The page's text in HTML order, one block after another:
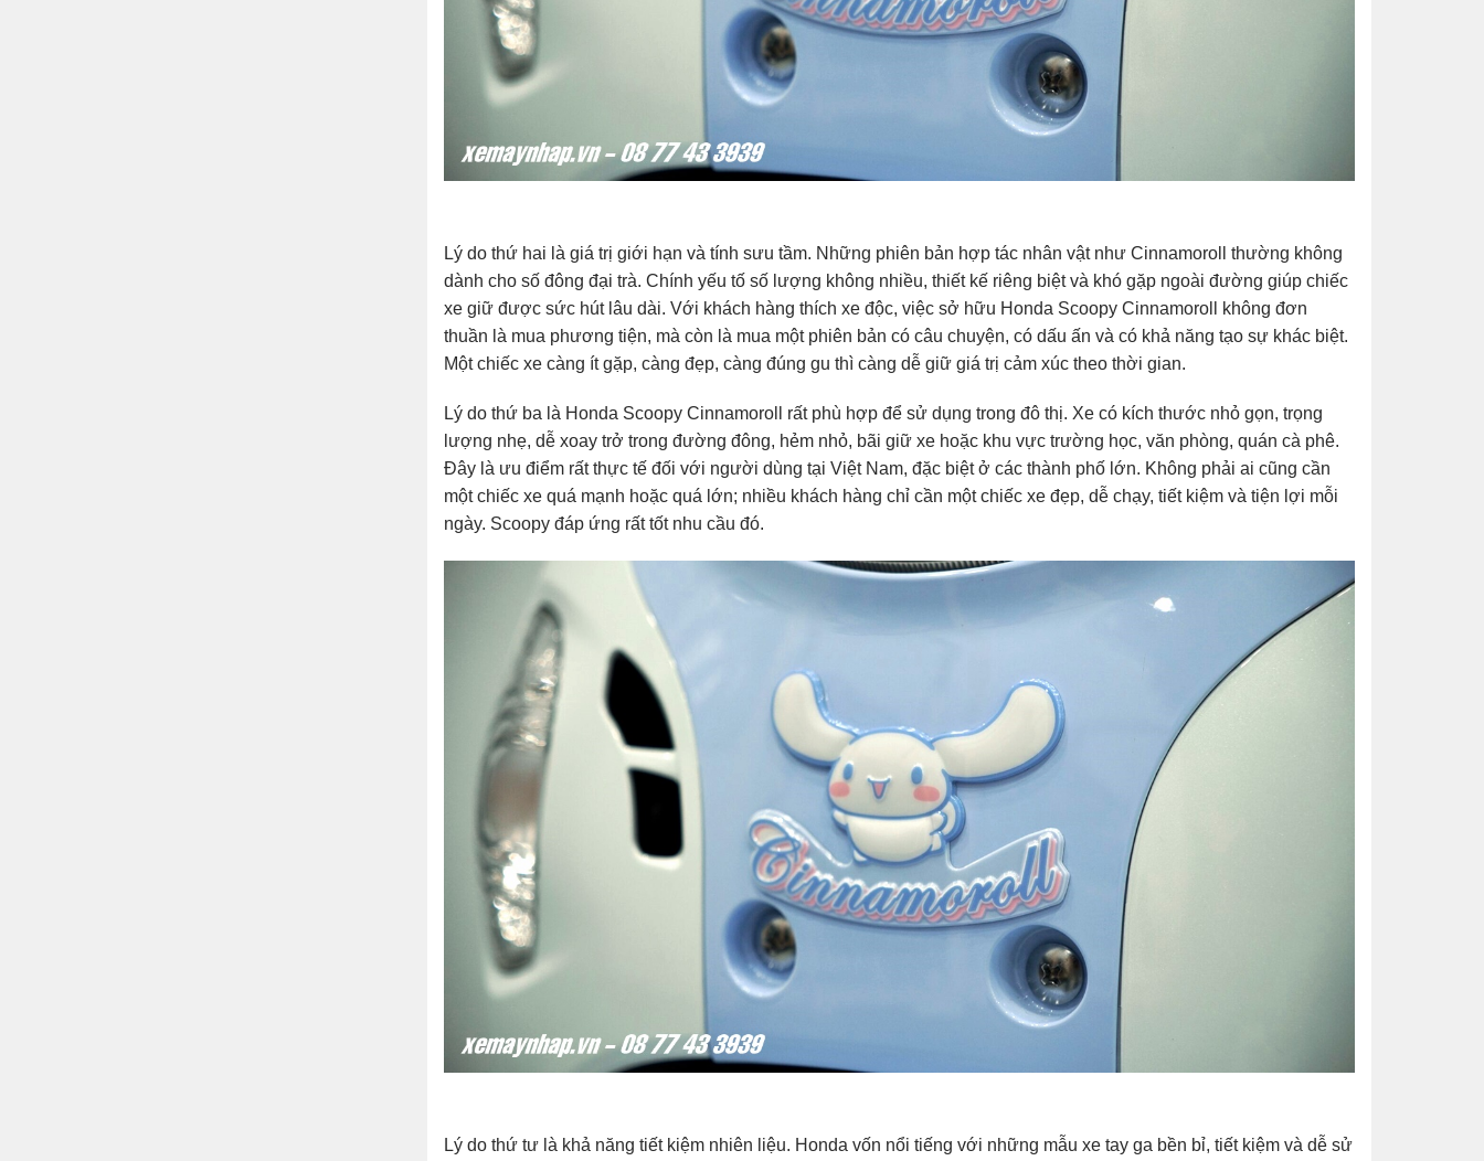
Lý do thứ hai là giá trị giới hạn và tính sưu tầm. Những phiên bản hợp tác nhân vật như Cinnamoroll thường không
dành cho số đông đại trà. Chính yếu tố số lượng không nhiều, thiết kế riêng biệt và khó gặp ngoài đường giúp chiếc
xe giữ được sức hút lâu dài. Với khách hàng thích xe độc, việc sở hữu Honda Scoopy Cinnamoroll không đơn
thuần là mua phương tiện, mà còn là mua một phiên bản có câu chuyện, có dấu ấn và có khả năng tạo sự khác biệt.
Một chiếc xe càng ít gặp, càng đẹp, càng đúng gu thì càng dễ giữ giá trị cảm xúc theo thời gian.
Lý do thứ ba là Honda Scoopy Cinnamoroll rất phù hợp để sử dụng trong đô thị. Xe có kích thước nhỏ gọn, trọng
lượng nhẹ, dễ xoay trở trong đường đông, hẻm nhỏ, bãi giữ xe hoặc khu vực trường học, văn phòng, quán cà phê.
Đây là ưu điểm rất thực tế đối với người dùng tại Việt Nam, đặc biệt ở các thành phố lớn. Không phải ai cũng cần
một chiếc xe quá mạnh hoặc quá lớn; nhiều khách hàng chỉ cần một chiếc xe đẹp, dễ chạy, tiết kiệm và tiện lợi mỗi
ngày. Scoopy đáp ứng rất tốt nhu cầu đó.
Lý do thứ tư là khả năng tiết kiệm nhiên liệu. Honda vốn nổi tiếng với những mẫu xe tay ga bền bỉ, tiết kiệm và dễ sử